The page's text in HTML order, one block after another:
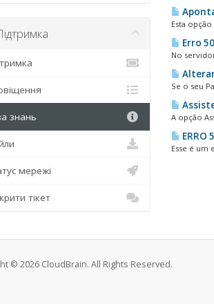
Esta
Erro
No
Se o seu
A opção
ERRO
Esse é um
знань
мережі
тікет
© 2026 CloudBrain. All Rights Reserved.